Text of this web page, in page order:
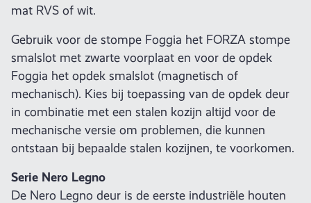
mat RVS of wit.
Gebruik voor de stompe Foggia het FORZA stompe
smalslot met zwarte voorplaat en voor de opdek
Foggia het opdek smalslot (magnetisch of
mechanisch). Kies bij toepassing van de opdek deur
in combinatie met een stalen kozijn altijd voor de
mechanische versie om problemen, die kunnen
ontstaan bij bepaalde stalen kozijnen, te voorkomen.
Serie Nero Legno
De Nero Legno deur is de eerste industriële houten